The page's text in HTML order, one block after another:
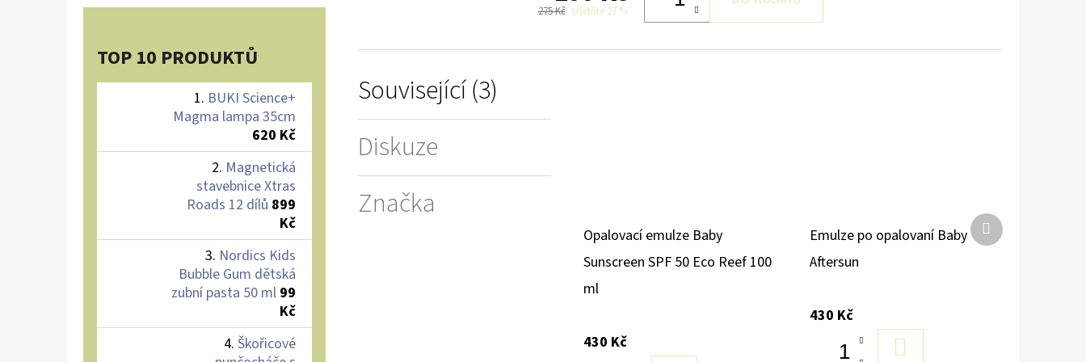
TOP 10 PRODUKTŮ
BUKI Science+
Magma lampa 35cm
620 Kč
Magnetická
stavebnice Xtras
Roads 12 dílů 899
Kč
Nordics Kids
Bubble Gum dětská
zubní pasta 50 ml 99
Kč
Škořicové
275 Kč Ušetříte 27 %
Související (3)
Diskuze
Značka
Opalovací emulze Baby
Sunscreen SPF 50 Eco Reef 100
ml
430 Kč
Emulze po opalovaní Baby
Aftersun
430 Kč
Další
produkt